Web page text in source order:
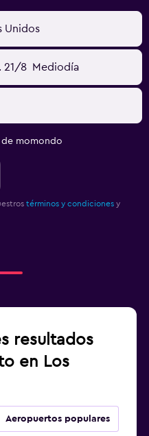
Unidos
21/8 Mediodía
de momondo
términos y condiciones y
resultados
en Los
Aeropuertos populares